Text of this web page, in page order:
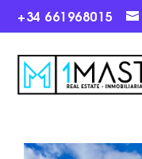
+34 661968015